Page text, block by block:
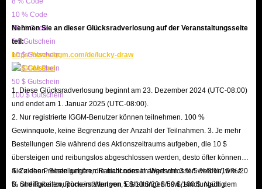
zur Verfügung stellen kann.
Wir haben ein 100% zuverlässiges Online-Transaktionssystem und bieten
For Sale auf allen EU/US/ASIA-Servern sind am sichersten. Und der
Preis, den wir herausgeben, ist der niedrigste, der überprüft werden kann.
Darüber hinaus bieten wir auch riesige Coupons an, Sie können mehr
Undecember Ruby zu einem niedrigeren Preis mit verschiedenen Rabatten
kaufen. Unter normalen Umständen können wir, nachdem Sie eine
Undecember Ruby-Bestellung aufgegeben haben, innerhalb von 15
Minuten liefern. Gerade aufgrund unserer ausreichenden Lagerbestände
und der hohen Arbeitseffizienz haben wir den Mut, ein solches Engagement
10 % Code
20 % Code
5 $ Gutschein
10 $ Gutschein
20 $ Gutschein
50 $ Gutschein
100 $ Gutschein
Nehmen Sie an dieser Glücksradverlosung auf der Veranstaltungsseite
teil:
https://www.iggm.com/de/lucky-draw
1. Diese Glücksradverlosung beginnt am 23. Dezember 2024 (UTC-08:00)
und endet am 1. Januar 2025 (UTC-08:00).
2. Nur registrierte IGGM-Benutzer können teilnehmen. 100 %
Gewinnquote, keine Begrenzung der Anzahl der Teilnahmen. 3. Je mehr
Bestellungen Sie während des Aktionszeitraums aufgeben, die 10 $
übersteigen und reibungslos abgeschlossen werden, desto öfter können
Sie ziehen. Bestellungen, die nicht normal abgeschlossen werden, wie z.
B. Streitigkeiten, Rückerstattungen, Erstattungen usw., sind ungültig.
4. Zu den Preisen gehören Rabattcodes im Wert von 3 %/5 %/8 %/10 %/20
% und Rabattcoupons im Wert von 5 $/10 $/20 $/50 $/100 $. Nach dem